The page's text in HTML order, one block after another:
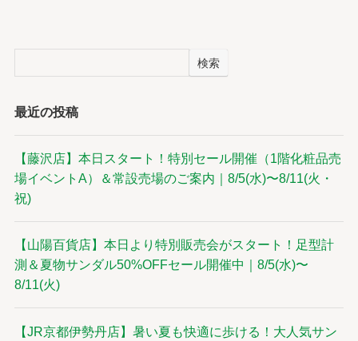
検索
最近の投稿
【藤沢店】本日スタート！特別セール開催（1階化粧品売
場イベントA）＆常設売場のご案内｜8/5(水)〜8/11(火・
祝)
【山陽百貨店】本日より特別販売会がスタート！足型計
測＆夏物サンダル50%OFFセール開催中｜8/5(水)〜
8/11(火)
【JR京都伊勢丹店】暑い夏も快適に歩ける！大人気サン